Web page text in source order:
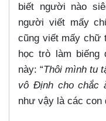
biết người nào
người viết mấy
cũng viết mấy chữ
học trò làm
này: “Thôi mình tu
vô Định cho chắc
như vậy là các con